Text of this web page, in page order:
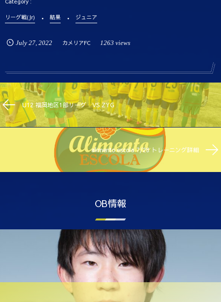
リーグ戦(Jr) 結果 ジュニア
July 27, 2022 カメリアFC 1263 views
U12 福岡地区1部リーグ VS ZYG
alimento escola 7/28 トレーニング詳細
OB情報